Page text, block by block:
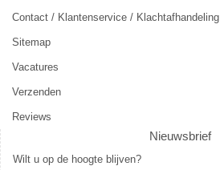
Contact / Klantenservice / Klachtafhandeling
Sitemap
Vacatures
Verzenden
Reviews
Nieuwsbrief
Wilt u op de hoogte blijven?